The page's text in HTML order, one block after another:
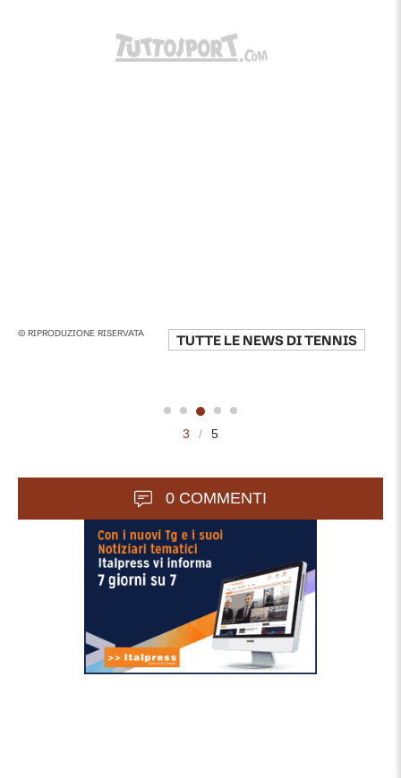
© RIPRODUZIONE RISERVATA TUTTE LE NEWS DITENNIS
3 / 5
0 COMMENTI